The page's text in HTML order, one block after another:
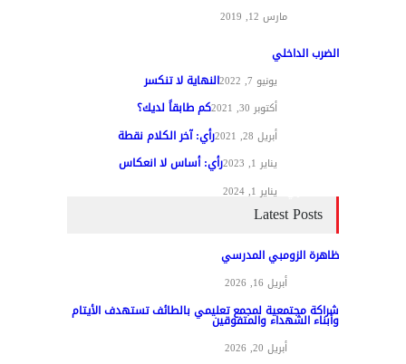
مارس 12, 2019
الضرب الداخلي
يونيو 7, 2022 النهاية لا تنكسر
أكتوبر 30, 2021 كم طابقاً لديك؟
أبريل 28, 2021 رأي: آخر الكلام نقطة
يناير 1, 2023 رأي: أساس لا انعكاس
يناير 1, 2024
Latest Posts
ظاهرة الزومبي المدرسي
أبريل 16, 2026
شراكة مجتمعية لمجمع تعليمي بالطائف تستهدف الأيتام
وأبناء الشهداء والمتفوقين
أبريل 20, 2026